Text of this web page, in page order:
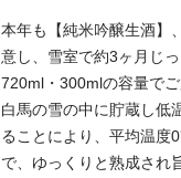
本年も【純米吟醸生酒】
意し、雪室で約3ヶ月じ
720ml・300mlの容量でご
白馬の雪の中に貯蔵し低
ることにより、平均温度
で、ゆっくりと熟成され